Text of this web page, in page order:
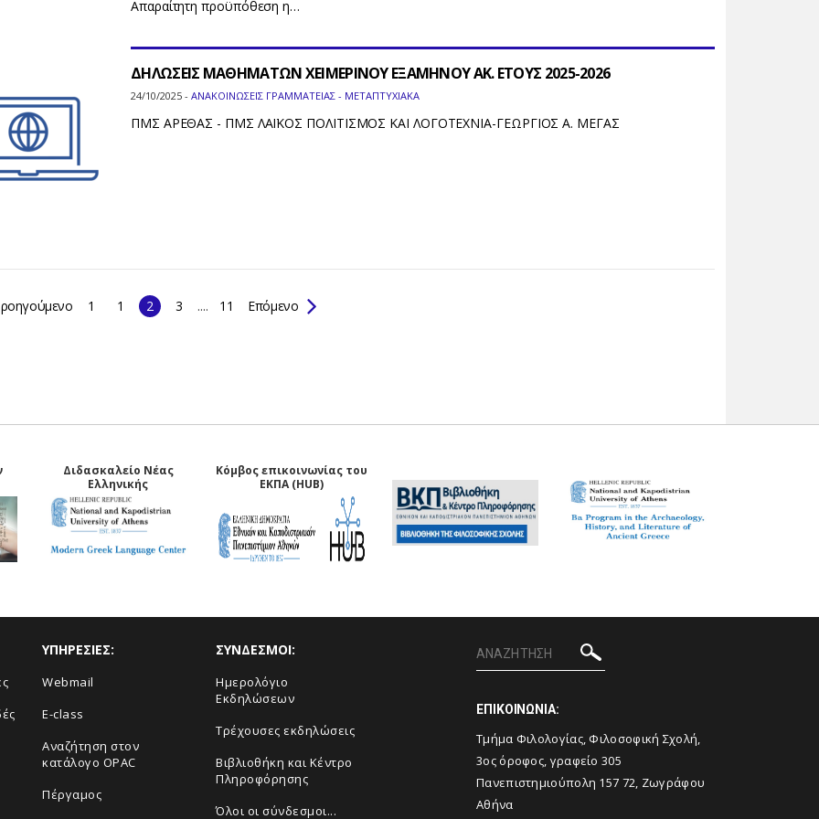
Απαραίτητη προϋπόθεση η…
ΔΗΛΩΣΕΙΣ ΜΑΘΗΜΑΤΩΝ ΧΕΙΜΕΡΙΝΟΥ ΕΞΑΜΗΝΟΥ ΑΚ. ΕΤΟΥΣ 2025-2026
24/10/2025 - ΑΝΑΚΟΙΝΩΣΕΙΣ ΓΡΑΜΜΑΤΕΙΑΣ - ΜΕΤΑΠΤΥΧΙΑΚΑ
ΠΜΣ ΑΡΕΘΑΣ - ΠΜΣ ΛΑΪΚΟΣ ΠΟΛΙΤΙΣΜΟΣ ΚΑΙ ΛΟΓΟΤΕΧΝΙΑ-ΓΕΩΡΓΙΟΣ Α. ΜΕΓΑΣ
1 1 2 3 .... 11 Επόμενο
Διδασκαλείο Νέας
Ελληνικής
Κόμβος επικοινωνίας του
ΕΚΠΑ (HUB)
ΥΠΗΡΕΣΙΕΣ:
Webmail
E-class
Αναζήτηση στον
κατάλογο OPAC
Πέργαμος
ΣΥΝΔΕΣΜΟΙ:
Ημερολόγιο
Εκδηλώσεων
Τρέχουσες εκδηλώσεις
Βιβλιοθήκη και Κέντρο
Πληροφόρησης
Όλοι οι σύνδεσμοι...
ΕΠΙΚΟΙΝΩΝΙΑ:
Tμήμα Φιλολογίας, Φιλοσοφική Σχολή,
3ος όροφος, γραφείο 305
Πανεπιστημιούπολη 157 72, Ζωγράφου
Αθήνα